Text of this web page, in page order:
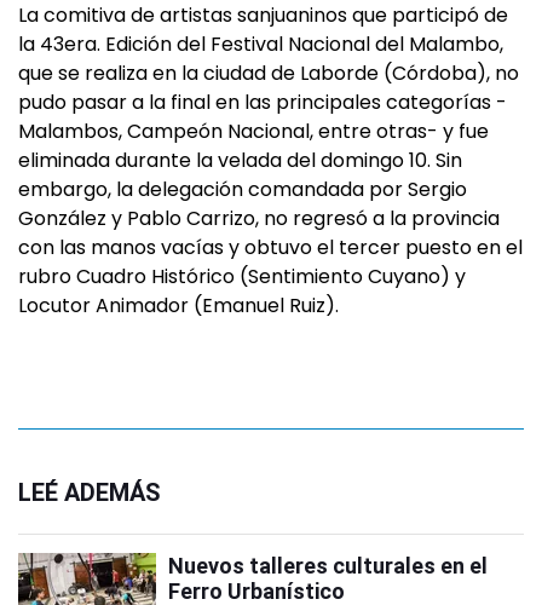
La comitiva de artistas sanjuaninos que participó de
la 43era. Edición del Festival Nacional del Malambo,
que se realiza en la ciudad de Laborde (Córdoba), no
pudo pasar a la final en las principales categorías -
Malambos, Campeón Nacional, entre otras- y fue
eliminada durante la velada del domingo 10. Sin
embargo, la delegación comandada por Sergio
González y Pablo Carrizo, no regresó a la provincia
con las manos vacías y obtuvo el tercer puesto en el
rubro Cuadro Histórico (Sentimiento Cuyano) y
Locutor Animador (Emanuel Ruiz).
LEÉ ADEMÁS
Nuevos talleres culturales en el
Ferro Urbanístico